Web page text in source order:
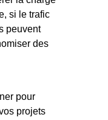
si le trafic
peuvent
des
pour
projets